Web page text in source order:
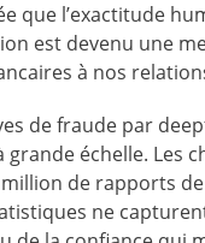
que l’exactitude
est devenu une
à nos
de fraude par
grande échelle. Les
de rapports
ne